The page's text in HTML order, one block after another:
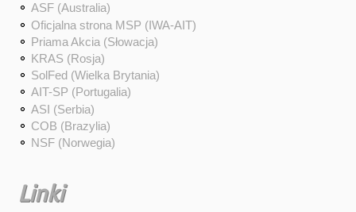
ASF (Australia)
Oficjalna strona MSP (IWA-AIT)
Priama Akcia (Słowacja)
KRAS (Rosja)
SolFed (Wielka Brytania)
AIT-SP (Portugalia)
ASI (Serbia)
COB (Brazylia)
NSF (Norwegia)
Linki